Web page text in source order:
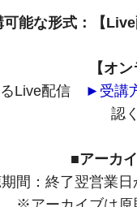
可能な形式：【
【オ
Live配信
►受講
認
■アーカ
間：終了翌営業日